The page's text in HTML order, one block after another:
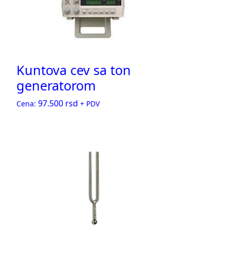
Kuntova cev sa ton
generatorom
Cena: 97.500 rsd + PDV